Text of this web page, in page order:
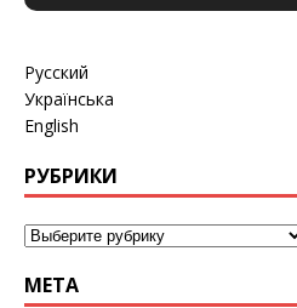
Русский
Українська
English
РУБРИКИ
МЕТА